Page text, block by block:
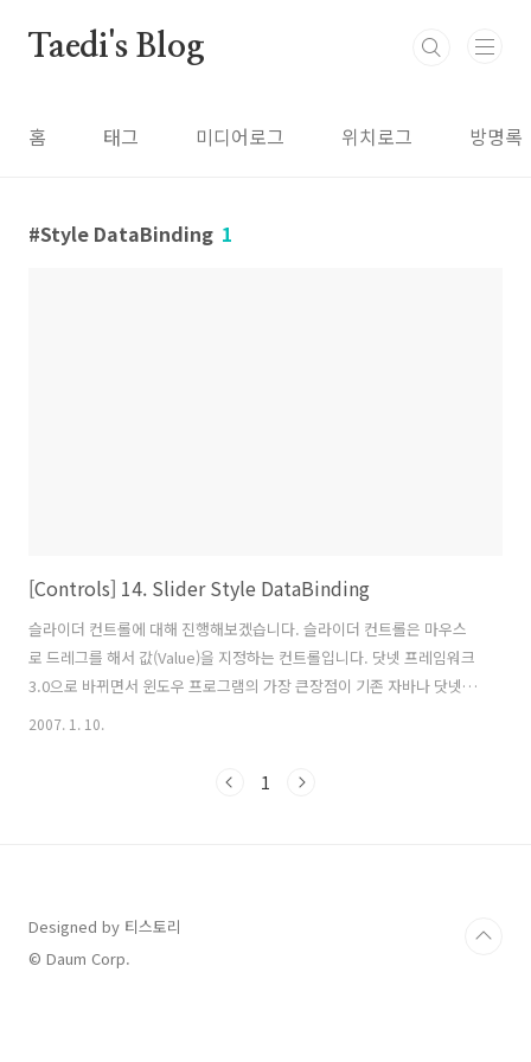
Taedi's Blog
홈 태그 미디어로그 위치로그 방명록
Style DataBinding 1
[Controls] 14. Slider Style DataBinding
슬라이더 컨트롤에 대해 진행해보겠습니다. 슬라이더 컨트롤은 마우스
로 드레그를 해서 값(Value)을 지정하는 컨트롤입니다. 닷넷 프레임워크
3.0으로 바뀌면서 윈도우 프로그램의 가장 큰장점이 기존 자바나 닷넷 웹
프로그래밍을 해보셨던 분은 알겠지만 태그와 프로그램 코드의 분리라
의 하고 프로그램코드(비하인드 코드)에는 프로그램 로직에 관련된 코딩
2007. 1. 10.
1
Designed by 티스토리
© Daum Corp.